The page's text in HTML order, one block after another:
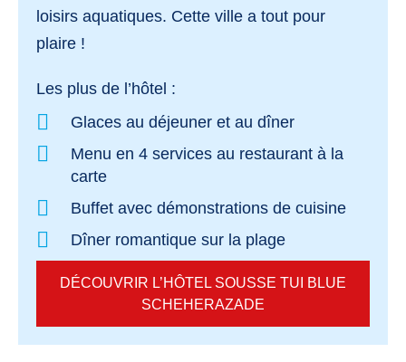
loisirs aquatiques. Cette ville a tout pour
plaire !
Les plus de l’hôtel :
Glaces au déjeuner et au dîner
Menu en 4 services au restaurant à la
carte
Buffet avec démonstrations de cuisine
Dîner romantique sur la plage
DÉCOUVRIR L’HÔTEL SOUSSE TUI BLUE
SCHEHERAZADE